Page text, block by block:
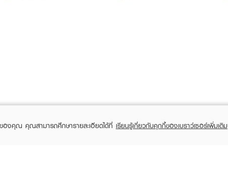
ของคุณ คุณสามารถศึกษารายละเอียดได้ที่ เรียนรู้เกี่ยวกับคุกกี้ของเบราว์เซอร์เพิ่มเติม